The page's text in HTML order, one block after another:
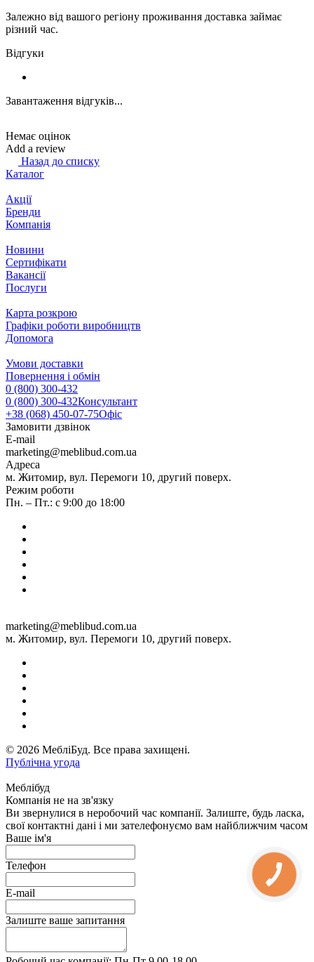
Залежно від вашого регіону проживання доставка займає
різний час.
Відгуки
Завантаження відгуків...
Немає оцінок
Add a review
Назад до списку
Каталог
Акції
Бренди
Компанія
Новини
Сертифікати
Вакансії
Послуги
Карта розкрою
Графіки роботи виробництв
Допомога
Умови доставки
Повернення і обмін
0 (800) 300-432
0 (800) 300-432Консультант
+38 (068) 450-07-75Офіс
Замовити дзвінок
E-mail
marketing@meblibud.com.ua
Адреса
м. Житомир, вул. Перемоги 10, другий поверх.
Режим роботи
Пн. – Пт.: с 9:00 до 18:00
marketing@meblibud.com.ua
м. Житомир, вул. Перемоги 10, другий поверх.
© 2026 МебліБуд. Все права захищені.
Публічна угода
Меблібуд
Компанія не на зв'язку
Ви звернулися в неробочий час компанії. Залиште, будь ласка,
свої контактні дані і ми зателефонуємо вам найближчим часом
Ваше ім'я
Телефон
E-mail
Залиште ваше запитання